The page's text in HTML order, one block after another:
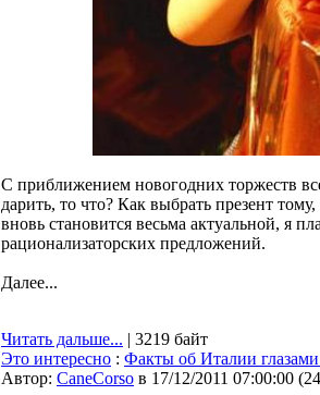
С приближением новогодних торжеств
дарить, то что? Как выбрать презент
вновь становится весьма актуальной, я
рационализаторских предложений.
Далее...
Читать дальше... | 3219 байт
Это интересно : Факты об Италии
Автор: CaneCorso в 17/12/2011 07:00:00 (